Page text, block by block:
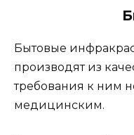
Бытовые
производят из
требования к ним
медицинским.